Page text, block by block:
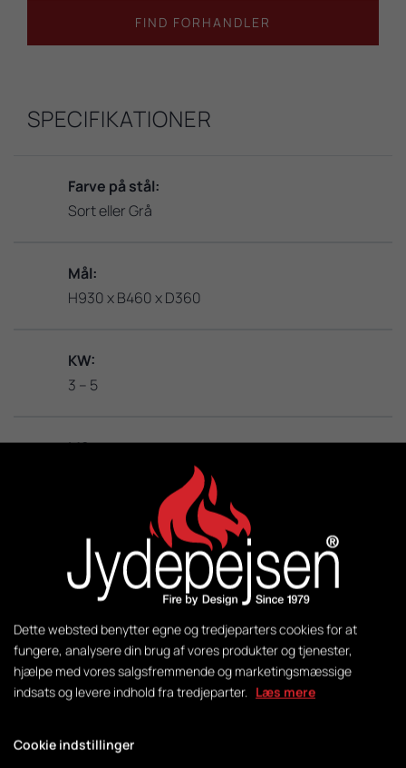
FIND FORHANDLER
SPECIFIKATIONER
Farve på stål:
Sort eller Grå
Mål:
H930 x B460 x D360
KW:
3 – 5
M2:
Vægt:
95 kg
Styring:
DuplicAir®
Dette websted benytter egne og tredjeparters cookies for at
fungere, analysere din brug af vores produkter og tjenester,
hjælpe med vores salgsfremmende og marketingsmæssige
indsats og levere indhold fra tredjeparter. Læs mere
Cookie indstillinger